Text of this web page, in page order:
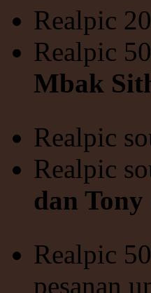
Realpic
Realpic
Mbak
Realpic
Realpic
dan
Realpic
pesanan